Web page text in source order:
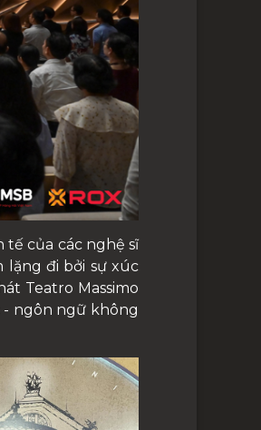
của các nghệ sĩ
lặng đi bởi sự xúc
Teatro Massimo
- ngôn ngữ không